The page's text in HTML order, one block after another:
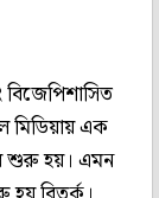
মিডিয়ায় এক
শুরু হয়। এমন